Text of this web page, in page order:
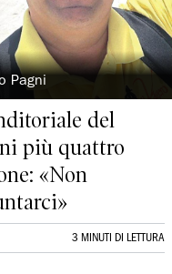
Pagni
del
più quattro
«Non
3 MINUTI DI LETTURA